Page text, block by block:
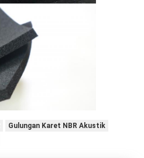
Gulungan Karet NBR Akustik